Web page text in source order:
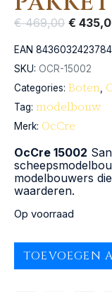
€469,00 €
EAN 8436032423784
SKU: OCR-15002
Categories: Boten
Tag: modelbouw
Merk: OcCre
OcCre 15002
modelbouwers
waarderen.
Op voorraad
TOEVOEGEN